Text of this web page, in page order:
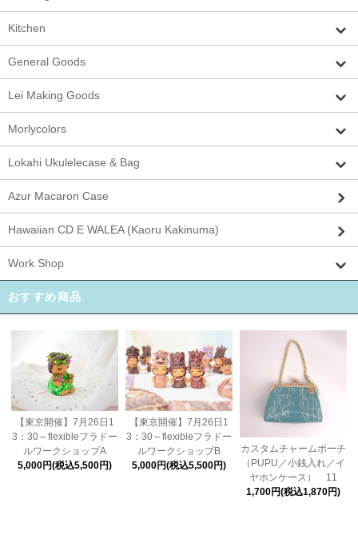
Kitchen
General Goods
Lei Making Goods
Morlycolors
Lokahi Ukulelecase & Bag
Azur Macaron Case
Hawaiian CD E WALEA (Kaoru Kakinuma)
Work Shop
おすすめ商品
【東京開催】7月26日1
3：30～flexibleフラドー
ルワークショップA
5,000円(税込5,500円)
【東京開催】7月26日1
3：30～flexibleフラドー
ルワークショップB
5,000円(税込5,500円)
カスタムチャームポーチ
（PUPU／小銭入れ／イ
ヤホンケース） 11
1,700円(税込1,870円)